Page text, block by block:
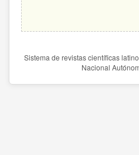
Sistema de revistas científicas
Nacional